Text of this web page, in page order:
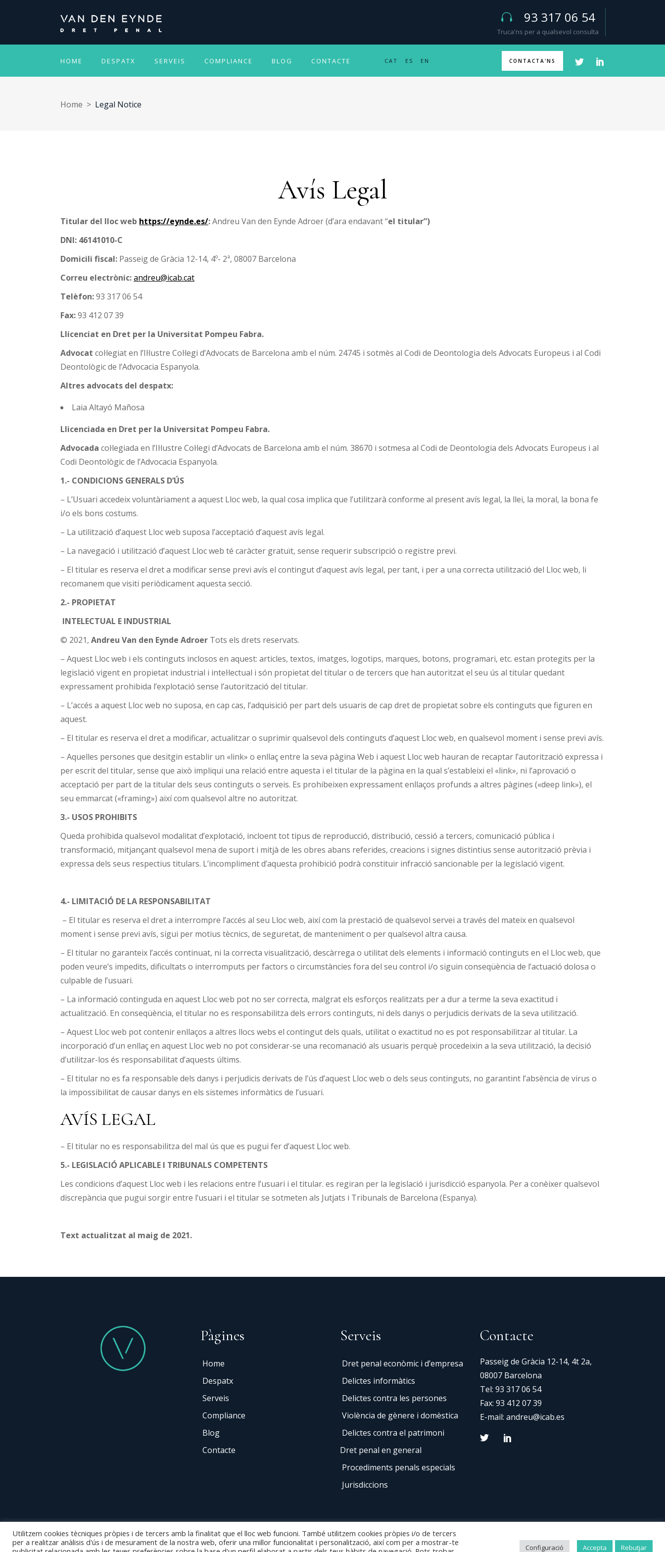
93 317 06 54
Truca'ns per a qualsevol consulta
HOME DESPATX SERVEIS COMPLIANCE BLOG CONTACTE CAT ES EN CONTACTA'NS
Home > Legal Notice
Avís Legal
Titular del lloc web https://eynde.es/:Andreu Van den Eynde Adroer (d’ara endavant “el titular”)
DNI: 46141010-C
Domicili fiscal: Passeig de Gràcia 12-14, 4º- 2ª, 08007 Barcelona
Correu electrònic:andreu@icab.cat
Telèfon:93 317 06 54
Fax:93 412 07 39
Llicenciat en Dret per la Universitat Pompeu Fabra.
Advocat col·legiat en l’Il·lustre Col·legi d’Advocats de Barcelona amb el núm. 24745 i sotmès al Codi de Deontologia dels Advocats Europeus i al Codi
Deontològic de l’Advocacia Espanyola.
Altres advocats del despatx:
Laia Altayó Mañosa
Llicenciada en Dret per la Universitat Pompeu Fabra.
Advocada col·legiada en l’Il·lustre Col·legi d’Advocats de Barcelona amb el núm. 38670 i sotmesa al Codi de Deontologia dels Advocats Europeus i al
Codi Deontològic de l’Advocacia Espanyola.
1.- CONDICIONS GENERALS D’ÚS
– L’Usuari accedeix voluntàriament a aquest Lloc web, la qual cosa implica que l’utilitzarà conforme al present avís legal, la llei, la moral, la bona fe
i/o els bons costums.
– La utilització d’aquest Lloc web suposa l’acceptació d’aquest avís legal.
– La navegació i utilització d’aquest Lloc web té caràcter gratuït, sense requerir subscripció o registre previ.
– El titular es reserva el dret a modificar sense previ avís el contingut d’aquest avís legal, per tant, i per a una correcta utilització del Lloc web, li
recomanem que visiti periòdicament aquesta secció.
2.- PROPIETAT
INTELECTUAL E INDUSTRIAL
© 2021, Andreu Van den Eynde Adroer Tots els drets reservats.
– Aquest Lloc web i els continguts inclosos en aquest: articles, textos, imatges, logotips, marques, botons, programari, etc. estan protegits per la
legislació vigent en propietat industrial i intel·lectual i són propietat del titular o de tercers que han autoritzat el seu ús al titular quedant
expressament prohibida l’explotació sense l’autorització del titular.
– L’accés a aquest Lloc web no suposa, en cap cas, l’adquisició per part dels usuaris de cap dret de propietat sobre els continguts que figuren en
aquest.
– El titular es reserva el dret a modificar, actualitzar o suprimir qualsevol dels continguts d’aquest Lloc web, en qualsevol moment i sense previ avís.
– Aquelles persones que desitgin establir un «link» o enllaç entre la seva pàgina Web i aquest Lloc web hauran de recaptar l’autorització expressa i
per escrit del titular, sense que això impliqui una relació entre aquesta i el titular de la pàgina en la qual s’estableixi el «link», ni l’aprovació o
acceptació per part de la titular dels seus continguts o serveis. Es prohibeixen expressament enllaços profunds a altres pàgines («deep link»), el
seu emmarcat («framing») així com qualsevol altre no autoritzat.
3.- USOS PROHIBITS
Queda prohibida qualsevol modalitat d’explotació, incloent tot tipus de reproducció, distribució, cessió a tercers, comunicació pública i
transformació, mitjançant qualsevol mena de suport i mitjà de les obres abans referides, creacions i signes distintius sense autorització prèvia i
expressa dels seus respectius titulars. L’incompliment d’aquesta prohibició podrà constituir infracció sancionable per la legislació vigent.
4.- LIMITACIÓ DE LA RESPONSABILITAT
– El titular es reserva el dret a interrompre l’accés al seu Lloc web, així com la prestació de qualsevol servei a través del mateix en qualsevol
moment i sense previ avís, sigui per motius tècnics, de seguretat, de manteniment o per qualsevol altra causa.
– El titular no garanteix l’accés continuat, ni la correcta visualització, descàrrega o utilitat dels elements i informació continguts en el Lloc web, que
poden veure’s impedits, dificultats o interromputs per factors o circumstàncies fora del seu control i/o siguin conseqüència de l’actuació dolosa o
culpable de l’usuari.
– La informació continguda en aquest Lloc web pot no ser correcta, malgrat els esforços realitzats per a dur a terme la seva exactitud i
actualització. En conseqüència, el titular no es responsabilitza dels errors continguts, ni dels danys o perjudicis derivats de la seva utilització.
– Aquest Lloc web pot contenir enllaços a altres llocs webs el contingut dels quals, utilitat o exactitud no es pot responsabilitzar al titular. La
incorporació d’un enllaç en aquest Lloc web no pot considerar-se una recomanació als usuaris perquè procedeixin a la seva utilització, la decisió
d’utilitzar-los és responsabilitat d’aquests últims.
– El titular no es fa responsable dels danys i perjudicis derivats de l’ús d’aquest Lloc web o dels seus continguts, no garantint l’absència de virus o
la impossibilitat de causar danys en els sistemes informàtics de l’usuari.
AVÍS LEGAL
– El titular no es responsabilitza del mal ús que es pugui fer d’aquest Lloc web.
5.- LEGISLACIÓ APLICABLE I TRIBUNALS COMPETENTS
Les condicions d’aquest Lloc web i les relacions entre l’usuari i el titular. es regiran per la legislació i jurisdicció espanyola. Per a conèixer qualsevol
discrepància que pugui sorgir entre l’usuari i el titular se sotmeten als Jutjats i Tribunals de Barcelona (Espanya).
Text actualitzat al maig de 2021.
Pàgines
Home
Despatx
Serveis
Compliance
Blog
Contacte
Serveis
Dret penal econòmic i d’empresa
Delictes informàtics
Delictes contra les persones
Violència de gènere i domèstica
Delictes contra el patrimoni
Dret penal en general
Procediments penals especials
Jurisdiccions
Contacte
Passeig de Gràcia 12-14, 4t 2a,
08007 Barcelona
Tel: 93 317 06 54
Fax: 93 412 07 39
E-mail: andreu@icab.es
Utilitzem cookies tècniques pròpies i de tercers amb la finalitat que el lloc web funcioni. També utilitzem cookies pròpies i/o de tercers
per a realitzar anàlisis d'ús i de mesurament de la nostra web, oferir una millor funcionalitat i personalització, així com per a mostrar-te
Configuració Accepta Rebutjar